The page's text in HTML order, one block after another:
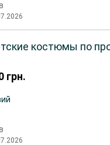
грн.
костюмы по